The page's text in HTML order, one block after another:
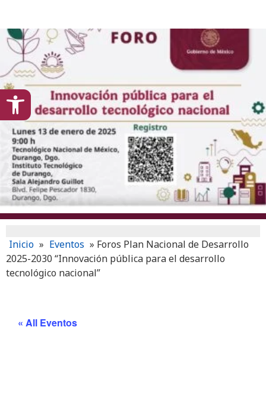
Inicio » Eventos » Foros Plan Nacional de Desarrollo
2025-2030 “Innovación pública para el desarrollo
tecnológico nacional”
« All Eventos
Open toolbar